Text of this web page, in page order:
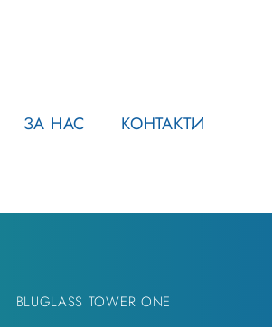
ЗА НАС КОНТАКТИ
BLUGLASS TOWER ONE